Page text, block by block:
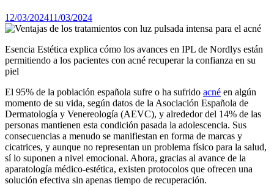
12/03/202411/03/2024
Esencia Estética explica cómo los avances en IPL de Nordlys están
permitiendo a los pacientes con acné recuperar la confianza en su
piel
El 95% de la población española sufre o ha sufrido acné en algún
momento de su vida, según datos de la Asociación Española de
Dermatología y Venereología (AEVC), y alrededor del 14% de las
personas mantienen esta condición pasada la adolescencia. Sus
consecuencias a menudo se manifiestan en forma de marcas y
cicatrices, y aunque no representan un problema físico para la salud,
sí lo suponen a nivel emocional. Ahora, gracias al avance de la
aparatología médico-estética, existen protocolos que ofrecen una
solución efectiva sin apenas tiempo de recuperación.